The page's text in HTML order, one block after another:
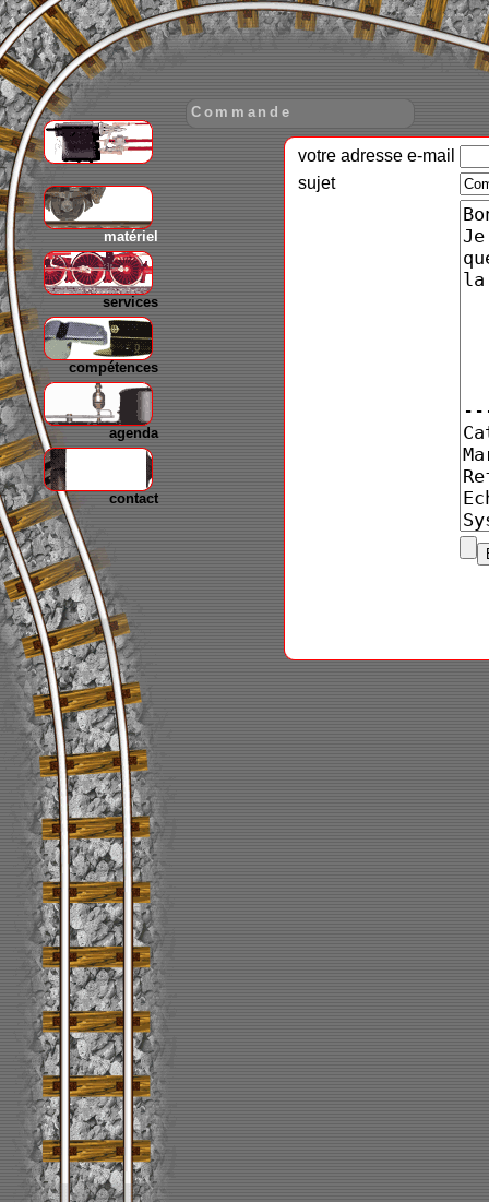
matériel
services
compétences
agenda
contact
Commande
votre adresse e-mail
sujet